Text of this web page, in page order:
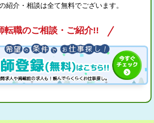
紹介・相談は全て無料でございます。
転職のご相談・ご紹介!!